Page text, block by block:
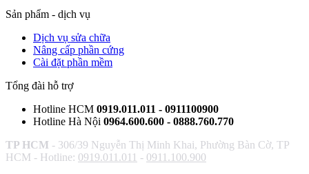
Sản phẩm - dịch vụ
Dịch vụ sửa chữa
Nâng cấp phần cứng
Cài đặt phần mềm
Tổng đài hỗ trợ
Hotline HCM 0919.011.011 - 0911100900
Hotline Hà Nội 0964.600.600 - 0888.760.770
TP HCM - 306/39 Nguyễn Thị Minh Khai, Phường Bàn Cờ, TP
HCM - Hotline: 0919.011.011 - 0911.100.900